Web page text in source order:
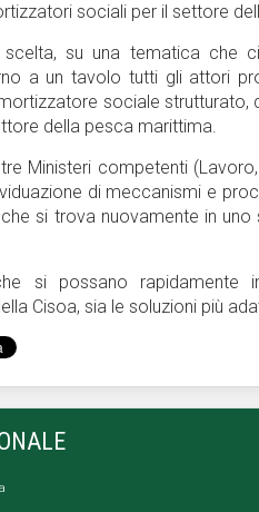
sociali per il settore
scelta, su una tematica che
a un tavolo tutti gli attori
sociale strutturato,
della pesca marittima.
Ministeri competenti
di meccanismi e
si trova nuovamente in
si possano rapidamente
Cisoa, sia le soluzioni più